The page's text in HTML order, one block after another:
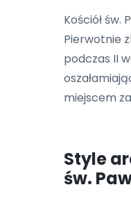
Kościół
Pierwotnie
podczas II
miejscem
Style
św.